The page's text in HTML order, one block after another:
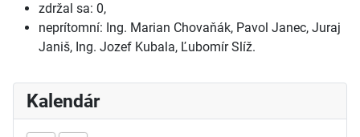
zdržal sa: 0,
neprítomní: Ing. Marian Chovaňák, Pavol Janec, Juraj
Janiš, Ing. Jozef Kubala, Ľubomír Slíž.
Kalendár